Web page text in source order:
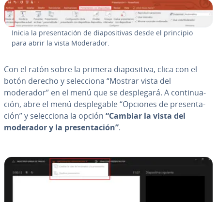
Inicia la pre­se­n­ta­ción de dia­po­si­ti­vas desde el principio
para abrir la vista Moderador.
Con el ratón sobre la primera dia­po­si­ti­va, clica con el
botón derecho y se­le­c­cio­na “Mostrar vista del
moderador” en el menú que se de­s­ple­ga­rá. A co­n­ti­nua­
ción, abre el menú de­s­ple­ga­ble “Opciones de pre­se­n­ta­
ción” y se­le­c­cio­na la opción “Cambiar la vista del
moderador y la pre­se­n­ta­ción”.